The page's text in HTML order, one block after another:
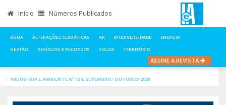
Início Números Publicados
ÁGUA ALTERAÇÕES CLIMÁTICAS AR BIODIVERSIDADE
ENERGIA
GESTÃO
RESÍDUOS E RECURSOS SOLOS TERRITÓRIO
ASSINE A REVISTA
INDÚSTRIA E AMBIENTE Nº 124, SETEMBRO/ OUTUBRO 2020